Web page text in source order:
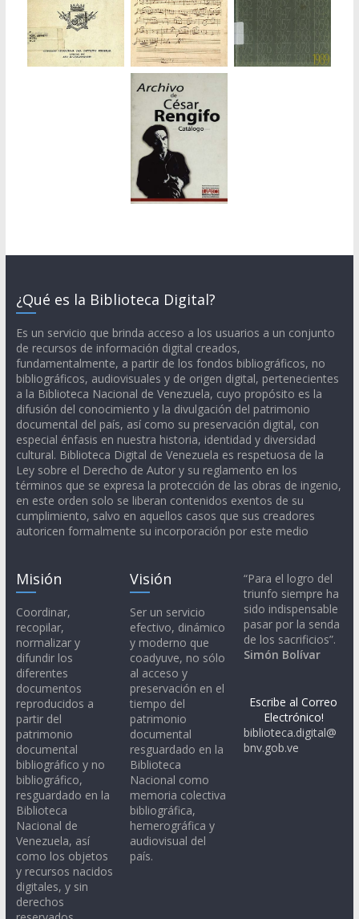
¿Qué es la Biblioteca Digital?
Es un servicio que brinda acceso a los usuarios a un conjunto
de recursos de información digital creados,
fundamentalmente, a partir de los fondos bibliográficos, no
bibliográficos, audiovisuales y de origen digital, pertenecientes
a la Biblioteca Nacional de Venezuela, cuyo propósito es la
difusión del conocimiento y la divulgación del patrimonio
documental del país, así como su preservación digital, con
especial énfasis en nuestra historia, identidad y diversidad
cultural. Biblioteca Digital de Venezuela es respetuosa de la
Ley sobre el Derecho de Autor y su reglamento en los
términos que se expresa la protección de las obras de ingenio,
en este orden solo se liberan contenidos exentos de su
cumplimiento, salvo en aquellos casos que sus creadores
autoricen formalmente su incorporación por este medio
Misión
Coordinar,
recopilar,
normalizar y
difundir los
diferentes
documentos
reproducidos a
partir del
patrimonio
documental
bibliográfico y no
bibliográfico,
resguardado en la
Biblioteca
Nacional de
Venezuela, así
como los objetos
y recursos nacidos
digitales, y sin
derechos
Visión
Ser un servicio
efectivo, dinámico
y moderno que
coadyuve, no sólo
al acceso y
preservación en el
tiempo del
patrimonio
documental
resguardado en la
Biblioteca
Nacional como
memoria colectiva
bibliográfica,
hemerográfica y
audiovisual del
país.
“Para el logro del
triunfo siempre ha
sido indispensable
pasar por la senda
de los sacrificios”.
Simón Bolívar
Escribe al Correo
Electrónico!
biblioteca.digital@
bnv.gob.ve